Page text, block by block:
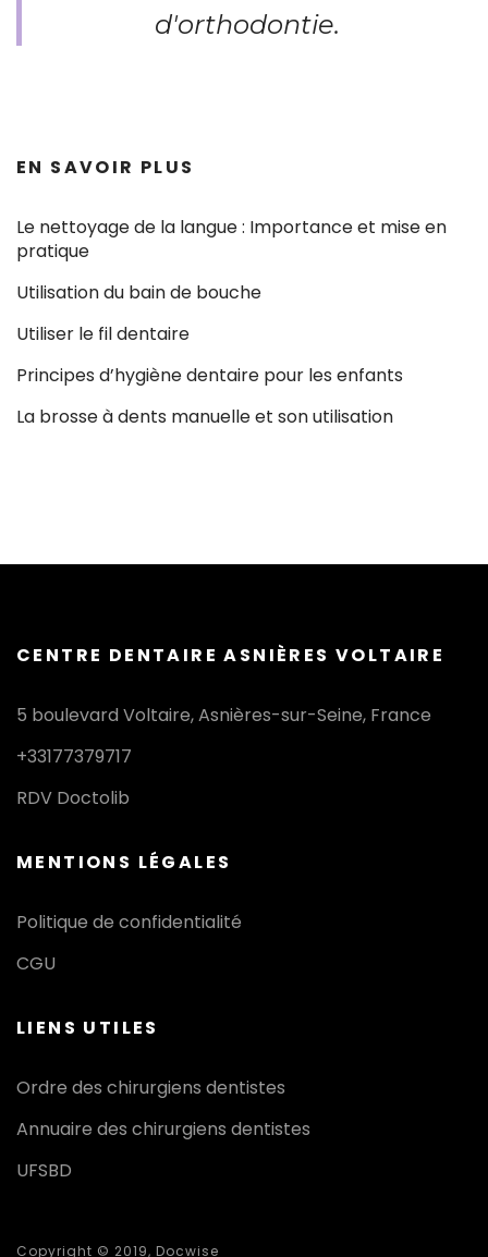
d'orthodontie.
EN SAVOIR PLUS
Le nettoyage de la langue : Importance et mise en
pratique
Utilisation du bain de bouche
Utiliser le fil dentaire
Principes d’hygiène dentaire pour les enfants
La brosse à dents manuelle et son utilisation
CENTRE DENTAIRE ASNIÈRES VOLTAIRE
5 boulevard Voltaire, Asnières-sur-Seine, France
+33177379717
RDV Doctolib
MENTIONS LÉGALES
Politique de confidentialité
CGU
LIENS UTILES
Ordre des chirurgiens dentistes
Annuaire des chirurgiens dentistes
UFSBD
Copyright © 2019, Docwise